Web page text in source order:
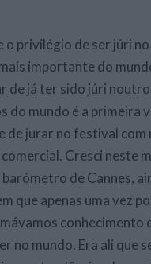
importante do
de já ter sido júri
do mundo é a primeira
de jurar no festival com
Cresci neste
de Cannes,
que apenas uma vez
conhecimento
no mundo. Era ali que